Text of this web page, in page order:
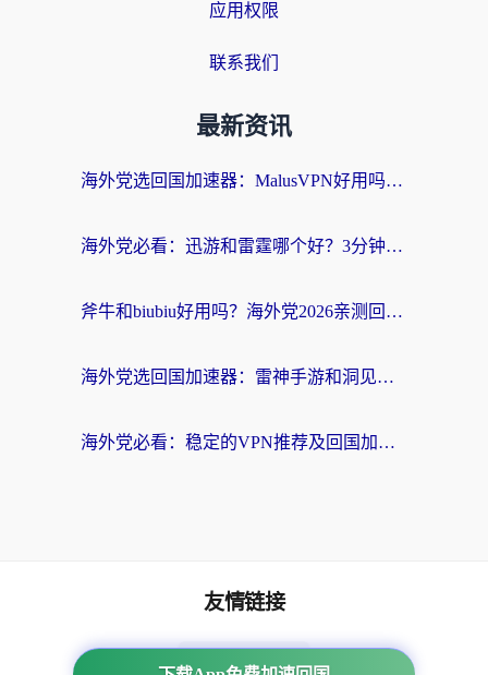
应用权限
联系我们
最新资讯
海外党选回国加速器：MalusVPN好用吗？和快帆VPN哪个好？附真实对比与避坑指南
海外党必看：迅游和雷霆哪个好？3分钟教你选对回国加速器，无缝刷国内剧玩手游
斧牛和biubiu好用吗？海外党2026亲测回国加速器指南，附番茄加速器深度体验
海外党选回国加速器：雷神手游和洞见哪个好？附iPhone免费VPN推荐及ChickCNUfunR实测
海外党必看：稳定的VPN推荐及回国加速器选择全攻略——告别地域限制，轻松刷国内资源
友情链接
海外回国加速器